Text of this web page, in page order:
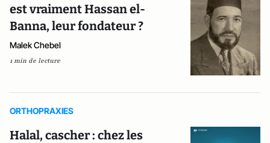
est vraiment Hassan el-
Banna, leur fondateur ?
Malek Chebel
1 min de lecture
ORTHOPRAXIES
Halal, cascher : chez les